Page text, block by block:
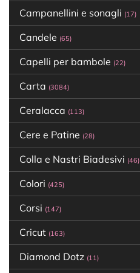
Campanellini e sonagli (17)
Candele (65)
Capelli per bambole (22)
Carta (3084)
Ceralacca (113)
Cere e Patine (28)
Colla e Nastri Biadesivi (46)
Colori (425)
Corsi (147)
Cricut (163)
Diamond Dotz (11)